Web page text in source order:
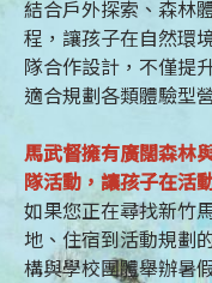
結合戶外探索、森林
程，讓孩子在自然環
隊合作設計，不僅提
適合規劃各類體驗型
馬武督擁有廣闊森林
隊活動，讓孩子在活
如果您正在尋找新竹
地、住宿到活動規劃
構與學校團體舉辦暑